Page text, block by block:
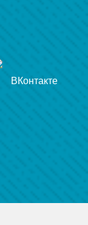
ВКонтакте